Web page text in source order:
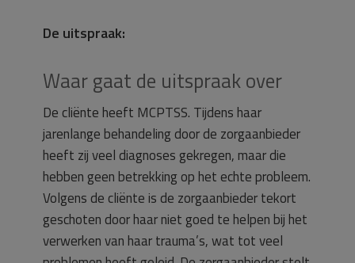
De uitspraak:
Waar gaat de uitspraak over
De cliënte heeft MCPTSS. Tijdens haar
jarenlange behandeling door de zorgaanbieder
heeft zij veel diagnoses gekregen, maar die
hebben geen betrekking op het echte probleem.
Volgens de cliënte is de zorgaanbieder tekort
geschoten door haar niet goed te helpen bij het
verwerken van haar trauma’s, wat tot veel